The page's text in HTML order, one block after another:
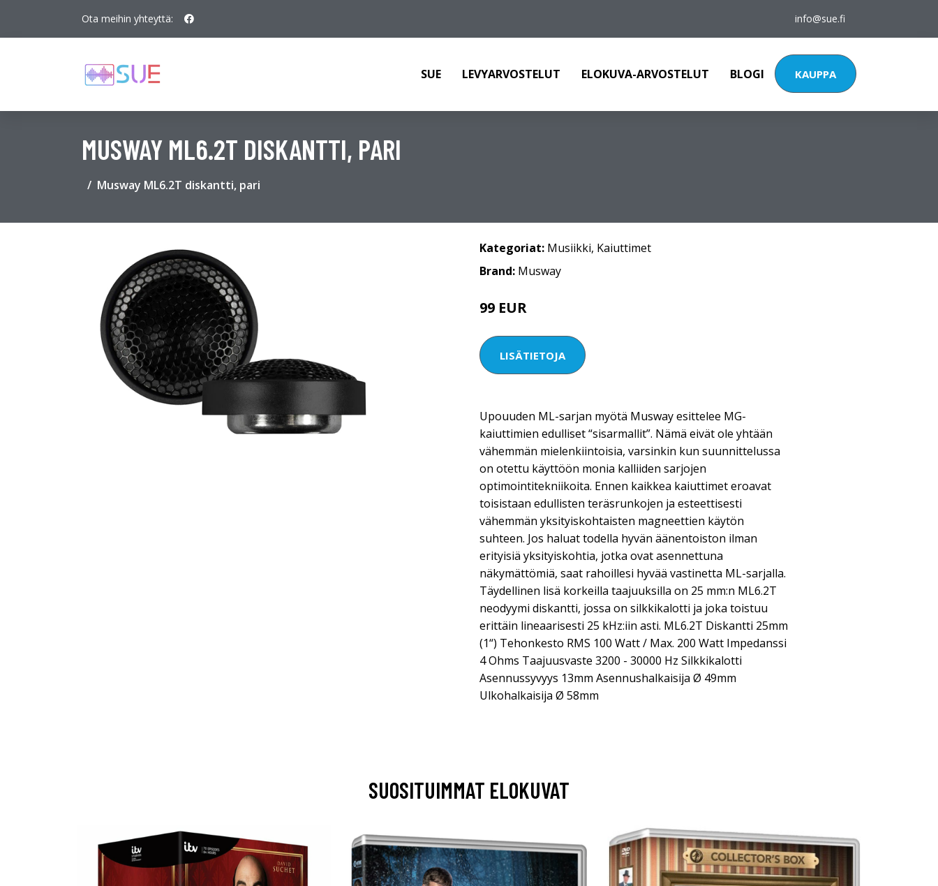
Ota meihin yhteyttä: info@sue.fi
SUE LEVYARVOSTELUT ELOKUVA-ARVOSTELUT BLOGI KAUPPA
MUSWAY ML6.2T DISKANTTI, PARI
Musway ML6.2T diskantti, pari
Kategoriat: Musiikki, Kaiuttimet
Brand: Musway
99 EUR
LISÄTIETOJA
Upouuden ML-sarjan myötä Musway esittelee MG-
kaiuttimien edulliset “sisarmallit”. Nämä eivät ole yhtään
vähemmän mielenkiintoisia, varsinkin kun suunnittelussa
on otettu käyttöön monia kalliiden sarjojen
optimointitekniikoita. Ennen kaikkea kaiuttimet eroavat
toisistaan edullisten teräsrunkojen ja esteettisesti
vähemmän yksityiskohtaisten magneettien käytön
suhteen. Jos haluat todella hyvän äänentoiston ilman
erityisiä yksityiskohtia, jotka ovat asennettuna
näkymättömiä, saat rahoillesi hyvää vastinetta ML-sarjalla.
Täydellinen lisä korkeilla taajuuksilla on 25 mm:n ML6.2T
neodyymi diskantti, jossa on silkkikalotti ja joka toistuu
erittäin lineaarisesti 25 kHz:iin asti. ML6.2T Diskantti 25mm
(1“) Tehonkesto RMS 100 Watt / Max. 200 Watt Impedanssi
4 Ohms Taajuusvaste 3200 - 30000 Hz Silkkikalotti
Asennussyvyys 13mm Asennushalkaisija Ø 49mm
Ulkohalkaisija Ø 58mm
SUOSITUIMMAT ELOKUVAT